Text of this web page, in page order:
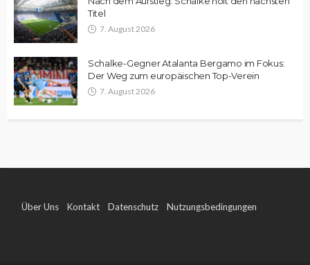
Titel
7. August 2026
Schalke-Gegner Atalanta Bergamo im Fokus:
Der Weg zum europäischen Top-Verein
7. August 2026
Über Uns Kontakt Datenschutz Nutzungsbedingungen